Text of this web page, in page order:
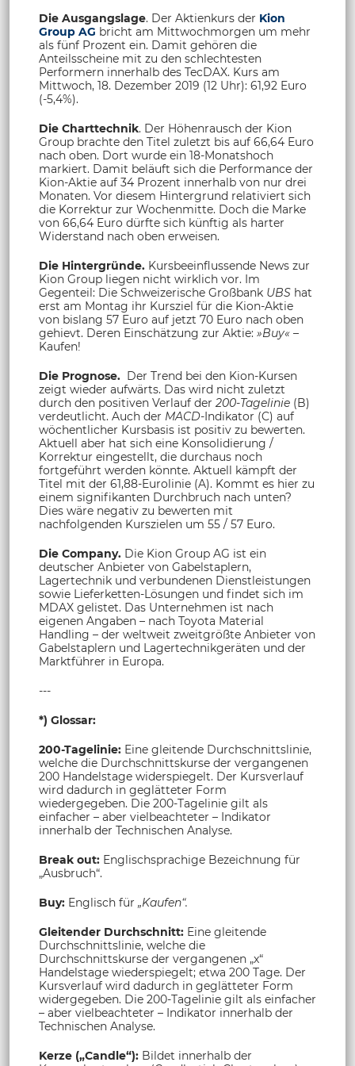
Die Ausgangslage. Der Aktienkurs der Kion
Group AG bricht am Mittwochmorgen um mehr
als fünf Prozent ein. Damit gehören die
Anteilsscheine mit zu den schlechtesten
Performern innerhalb des TecDAX. Kurs am
Mittwoch, 18. Dezember 2019 (12 Uhr): 61,92 Euro
(-5,4%).
Die Charttechnik. Der Höhenrausch der Kion
Group brachte den Titel zuletzt bis auf 66,64 Euro
nach oben. Dort wurde ein 18-Monatshoch
markiert. Damit beläuft sich die Performance der
Kion-Aktie auf 34 Prozent innerhalb von nur drei
Monaten. Vor diesem Hintergrund relativiert sich
die Korrektur zur Wochenmitte. Doch die Marke
von 66,64 Euro dürfte sich künftig als harter
Widerstand nach oben erweisen.
Die Hintergründe. Kursbeeinflussende News zur
Kion Group liegen nicht wirklich vor. Im
Gegenteil: Die Schweizerische Großbank UBS hat
erst am Montag ihr Kursziel für die Kion-Aktie
von bislang 57 Euro auf jetzt 70 Euro nach oben
gehievt. Deren Einschätzung zur Aktie: »Buy« –
Kaufen!
Die Prognose. Der Trend bei den Kion-Kursen
zeigt wieder aufwärts. Das wird nicht zuletzt
durch den positiven Verlauf der 200-Tagelinie (B)
verdeutlicht. Auch der MACD-Indikator (C) auf
wöchentlicher Kursbasis ist positiv zu bewerten.
Aktuell aber hat sich eine Konsolidierung /
Korrektur eingestellt, die durchaus noch
fortgeführt werden könnte. Aktuell kämpft der
Titel mit der 61,88-Eurolinie (A). Kommt es hier zu
einem signifikanten Durchbruch nach unten?
Dies wäre negativ zu bewerten mit
nachfolgenden Kurszielen um 55 / 57 Euro.
Die Company. Die Kion Group AG ist ein
deutscher Anbieter von Gabelstaplern,
Lagertechnik und verbundenen Dienstleistungen
sowie Lieferketten-Lösungen und findet sich im
MDAX gelistet. Das Unternehmen ist nach
eigenen Angaben – nach Toyota Material
Handling – der weltweit zweitgrößte Anbieter von
Gabelstaplern und Lagertechnikgeräten und der
Marktführer in Europa.
---
*) Glossar:
200-Tagelinie: Eine gleitende Durchschnittslinie,
welche die Durchschnittskurse der vergangenen
200 Handelstage widerspiegelt. Der Kursverlauf
wird dadurch in geglätteter Form
wiedergegeben. Die 200-Tagelinie gilt als
einfacher – aber vielbeachteter – Indikator
innerhalb der Technischen Analyse.
Break out: Englischsprachige Bezeichnung für
„Ausbruch“.
Buy: Englisch für „Kaufen“.
Gleitender Durchschnitt: Eine gleitende
Durchschnittslinie, welche die
Durchschnittskurse der vergangenen „x“
Handelstage wiederspiegelt; etwa 200 Tage. Der
Kursverlauf wird dadurch in geglätteter Form
widergegeben. Die 200-Tagelinie gilt als einfacher
– aber vielbeachteter – Indikator innerhalb der
Technischen Analyse.
Kerze („Candle“): Bildet innerhalb der